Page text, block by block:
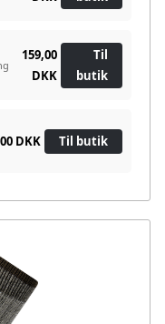
159,00
DKK
Til
butik
DKK Til butik